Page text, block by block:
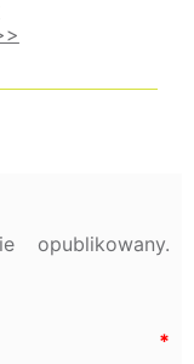
opublikowany.
*